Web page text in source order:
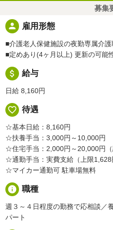
募集
person 雇用形態
■介護老人保健施設の夜勤専属介
■定めあり(4ヶ月以上) 更新の可能
attach_money 給与
日給 8,160円
favorite_border 待遇
☆基本日給：8,160円
☆扶養手当：3,000円～10,000円
☆住宅手当：2,000円～20,000円（
☆通勤手当：実費支給（上限1,628
☆マイカー通勤可 駐車場無料
info 職種
週３～４日程度の勤務で応相談／
パート